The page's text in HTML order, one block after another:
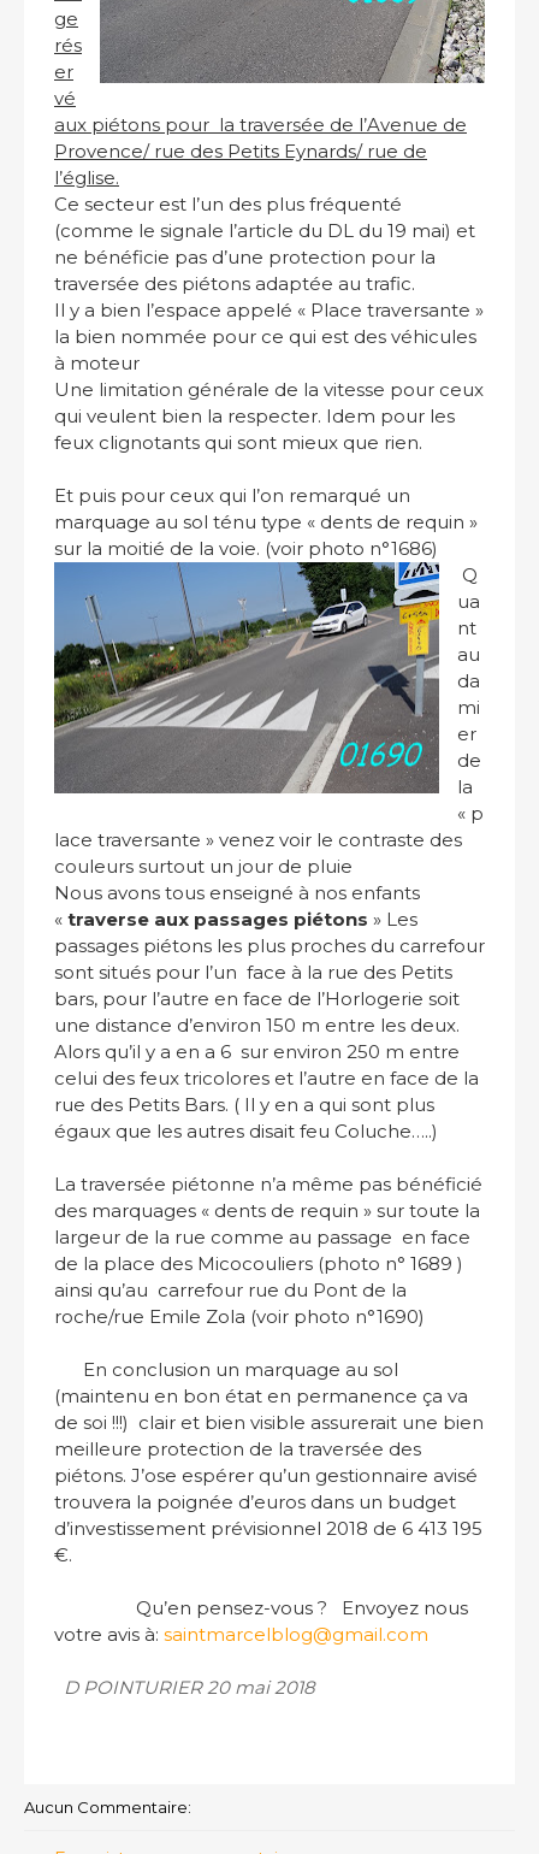
ge
rés
er
vé
aux piétons pour la traversée de l’Avenue de
Provence/ rue des Petits Eynards/ rue de
l’église.
Ce secteur est l’un des plus fréquenté
(comme le signale l’article du DL du 19 mai) et
ne bénéficie pas d’une protection pour la
traversée des piétons adaptée au trafic.
Il y a bien l’espace appelé « Place traversante »
la bien nommée pour ce qui est des véhicules
à moteur
Une limitation générale de la vitesse pour ceux
qui veulent bien la respecter. Idem pour les
feux clignotants qui sont mieux que rien.
Et puis pour ceux qui l’on remarqué un
marquage au sol ténu type « dents de requin »
sur la moitié de la voie. (voir photo n°1686)
Q
ua
nt
au
da
mi
er
de
la
« p
lace traversante » venez voir le contraste des
couleurs surtout un jour de pluie
Nous avons tous enseigné à nos enfants
« traverse aux passages piétons » Les
passages piétons les plus proches du carrefour
sont situés pour l’un face à la rue des Petits
bars, pour l’autre en face de l’Horlogerie soit
une distance d’environ 150 m entre les deux.
Alors qu’il y a en a 6 sur environ 250 m entre
celui des feux tricolores et l’autre en face de la
rue des Petits Bars. ( Il y en a qui sont plus
égaux que les autres disait feu Coluche…..)
La traversée piétonne n’a même pas bénéficié
des marquages « dents de requin » sur toute la
largeur de la rue comme au passage en face
de la place des Micocouliers (photo n° 1689 )
ainsi qu’au carrefour rue du Pont de la
roche/rue Emile Zola (voir photo n°1690)
En conclusion un marquage au sol
(maintenu en bon état en permanence ça va
de soi !!!) clair et bien visible assurerait une bien
meilleure protection de la traversée des
piétons. J’ose espérer qu’un gestionnaire avisé
trouvera la poignée d’euros dans un budget
d’investissement prévisionnel 2018 de 6 413 195
€.
Qu’en pensez-vous ? Envoyez nous
votre avis à: saintmarcelblog@gmail.com
D POINTURIER 20 mai 2018
Aucun Commentaire: